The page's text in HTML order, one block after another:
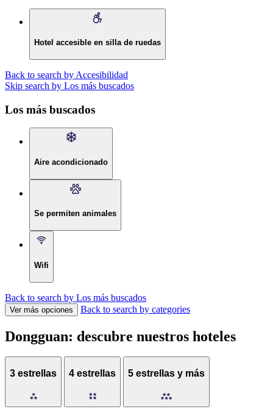
Hotel accesible en silla de ruedas
Back to search by Accesibilidad
Skip search by Los más buscados
Los más buscados
Aire acondicionado
Se permiten animales
Wifi
Back to search by Los más buscados
Ver más opciones Back to search by categories
Dongguan: descubre nuestros hoteles
3 estrellas 4 estrellas 5 estrellas y más